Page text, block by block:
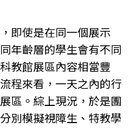
即使是在同一個展示
年齡層的學生會有不同
教館展區內容相當豐
程來看，一天之內的行
區。綜上現況，於是團
別模擬視障生、特教學